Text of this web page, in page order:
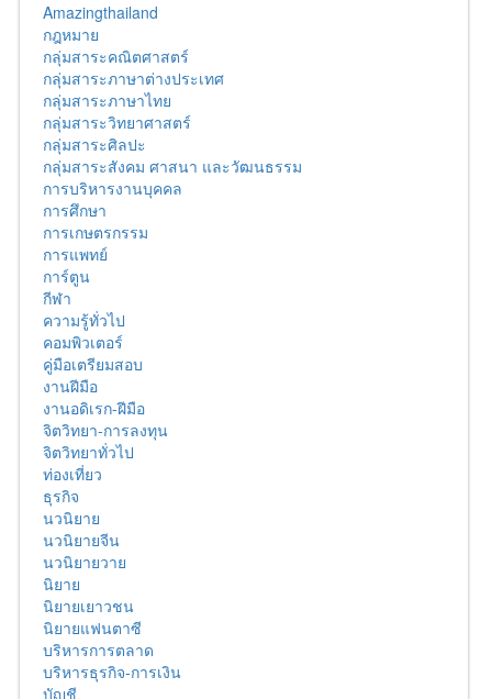
Amazingthailand
กฎหมาย
กลุ่มสาระคณิตศาสตร์
กลุ่มสาระภาษาต่างประเทศ
กลุ่มสาระภาษาไทย
กลุ่มสาระวิทยาศาสตร์
กลุ่มสาระศิลปะ
กลุ่มสาระสังคม ศาสนา และวัฒนธรรม
การบริหารงานบุคคล
การศึกษา
การเกษตรกรรม
การแพทย์
การ์ตูน
กีฬา
ความรู้ทั่วไป
คอมพิวเตอร์
คู่มือเตรียมสอบ
งานฝีมือ
งานอดิเรก-ฝีมือ
จิตวิทยา-การลงทุน
จิตวิทยาทั่วไป
ท่องเที่ยว
ธุรกิจ
นวนิยาย
นวนิยายจีน
นวนิยายวาย
นิยาย
นิยายเยาวชน
นิยายแฟนตาซี
บริหารการตลาด
บริหารธุรกิจ-การเงิน
บัญชี